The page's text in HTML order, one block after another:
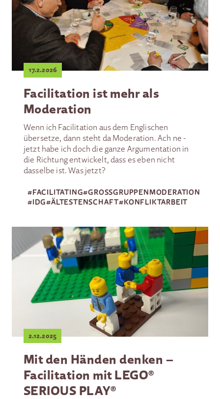
Facilitation ist mehr als
Moderation
Wenn ich Facilitation aus dem Englischen
übersetze, dann steht da Moderation. Ach ne -
jetzt habe ich doch die ganze Argumentation in
die Richtung entwickelt, dass es eben nicht
dasselbe ist. Was jetzt?
17.2.2026
#FACILITATING#GROSSGRUPPEN­MODERATION
#IDG#ÄLTESTENSCHAFT#KONFLIKTARBEIT
Mit den Händen denken –
Facilitation mit LEGO®
SERIOUS PLAY®
2.12.2025